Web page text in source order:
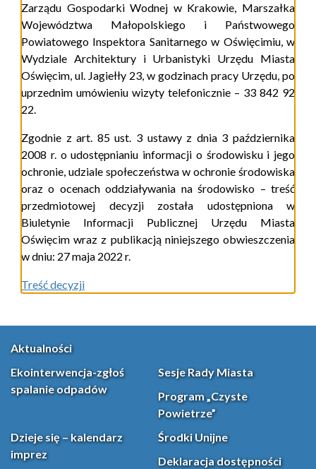
Zarządu Gospodarki Wodnej w Krakowie, Marszałka
Województwa Małopolskiego i Państwowego
Powiatowego Inspektora Sanitarnego w Oświęcimiu, w
Wydziale Architektury i Urbanistyki Urzędu Miasta
Oświęcim, ul. Jagiełły 23, w godzinach pracy Urzędu, po
uprzednim umówieniu wizyty telefonicznie – 33 842 92
22.
Zgodnie z art. 85 ust. 3 ustawy z dnia 3 października
2008 r. o udostępnianiu informacji o środowisku i jego
ochronie, udziale społeczeństwa w ochronie środowiska
oraz o ocenach oddziaływania na środowisko – treść
przedmiotowej decyzji została udostępniona w
Biuletynie Informacji Publicznej Urzędu Miasta
Oświęcim wraz z publikacją niniejszego obwieszczenia
w dniu: 27 maja 2022 r.
Treść decyzji
Aktualności
Ekointerwencja-zgłoś
spalanie odpadów
Sesje Rady Miasta
Program „Czyste
Powietrze”
Dzieje się – kalendarz
imprez
Środki Unijne
Deklaracja dostępności